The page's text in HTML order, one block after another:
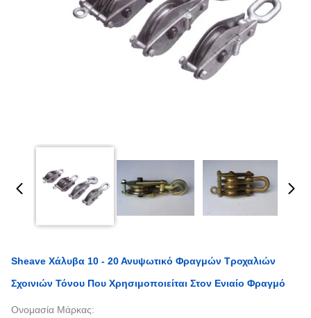
Sheave Χάλυβα 10 - 20 Ανυψωτικό Φραγμών Τροχαλιών
Σχοινιών Τόνου Που Χρησιμοποιείται Στον Ενιαίο Φραγμό
Ονομασία Μάρκας: